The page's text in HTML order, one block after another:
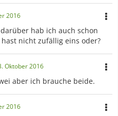
2016
hab ich auch schon
nicht zufällig eins oder?
Oktober 2016
aber ich brauche beide.
2016